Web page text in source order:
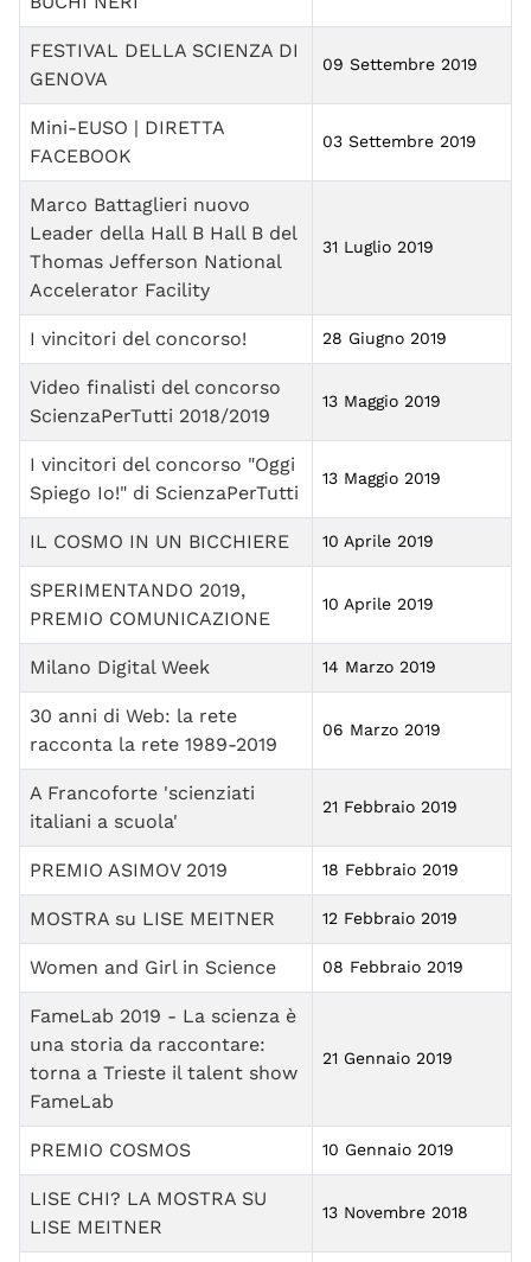
FESTIVAL DELLA SCIENZA DI
GENOVA
09 Settembre 2019
Mini-EUSO | DIRETTA
FACEBOOK
03 Settembre 2019
Marco Battaglieri nuovo
Leader della Hall B Hall B del
Thomas Jefferson National
Accelerator Facility
31 Luglio 2019
I vincitori del concorso! 28 Giugno 2019
Video finalisti del concorso
ScienzaPerTutti 2018/2019
13 Maggio 2019
I vincitori del concorso "Oggi
Spiego Io!" di ScienzaPerTutti
13 Maggio 2019
IL COSMO IN UN BICCHIERE 10 Aprile 2019
SPERIMENTANDO 2019,
PREMIO COMUNICAZIONE
10 Aprile 2019
Milano Digital Week 14 Marzo 2019
30 anni di Web: la rete
racconta la rete 1989-2019
06 Marzo 2019
A Francoforte 'scienziati
italiani a scuola'
21 Febbraio 2019
PREMIO ASIMOV 2019 18 Febbraio 2019
MOSTRA su LISE MEITNER 12 Febbraio 2019
Women and Girl in Science 08 Febbraio 2019
FameLab 2019 - La scienza è
una storia da raccontare:
torna a Trieste il talent show
FameLab
21 Gennaio 2019
PREMIO COSMOS 10 Gennaio 2019
LISE CHI? LA MOSTRA SU
LISE MEITNER
13 Novembre 2018